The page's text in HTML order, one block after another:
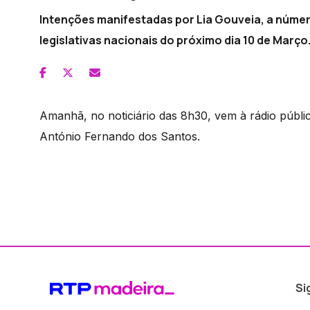
Intenções manifestadas por Lia Gouveia, a
legislativas nacionais do próximo dia 10 de Março.
Amanhã, no noticiário das 8h30, vem à rádio
António Fernando dos Santos.